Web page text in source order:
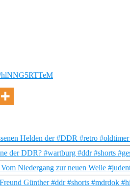
hlNNG5RTTeM
Helden der #DDR #retro
der DDR? #wartburg #ddr #shorts
Niedergang zur neuen Welle
Günther #ddr #shorts #mdrdok